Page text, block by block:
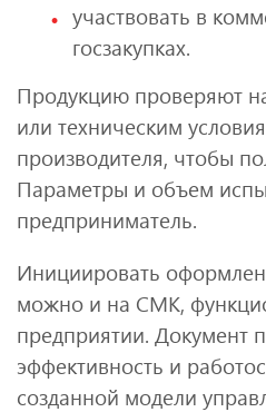
участвовать в
госзакупках.
Продукцию проверяют
или техническим
производителя, чтобы
Параметры и объем
предприниматель.
Инициировать
можно и на СМК,
предприятии. Документ
эффективность и
созданной модели